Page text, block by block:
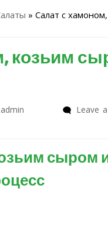
» Салат с
козьим
admin
Leave a
сыром